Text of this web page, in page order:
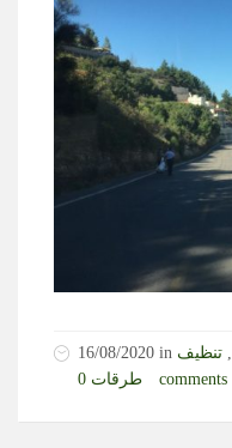
16/08/2020 in , تنظيف
طرقات
0 comments